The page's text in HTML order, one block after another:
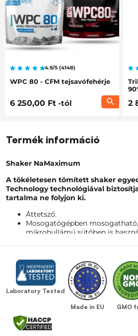
WPC 80 - CFM tejsavófehérje
4.9/5 (4148)
6 250,00 Ft -tól 2
Termék információ
Shaker NaMaximum
A tökéletesen tömített shaker
Technology technológiával
tartalma ne folyjon ki.
Áttetsző.
Mosogatógépben
mikrohullámú sütőben is
Nem tartalmaz BPA (bisfenol A)
(diethilhexil-ftalát) anyagokat.
Európában készül.
Tömege: 105 g
Laboratory Tested
Made in EU GMO